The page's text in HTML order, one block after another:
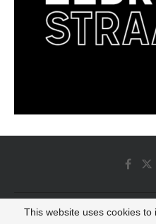
© 2022 - Luminous
This website uses cookies